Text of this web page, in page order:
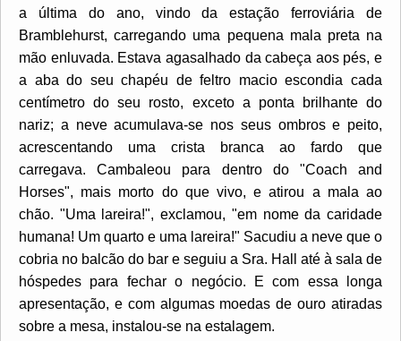
a última do ano, vindo da estação ferroviária de
Bramblehurst, carregando uma pequena mala preta na
mão enluvada. Estava agasalhado da cabeça aos pés, e
a aba do seu chapéu de feltro macio escondia cada
centímetro do seu rosto, exceto a ponta brilhante do
nariz; a neve acumulava-se nos seus ombros e peito,
acrescentando uma crista branca ao fardo que
carregava. Cambaleou para dentro do "Coach and
Horses", mais morto do que vivo, e atirou a mala ao
chão. "Uma lareira!", exclamou, "em nome da caridade
humana! Um quarto e uma lareira!" Sacudiu a neve que o
cobria no balcão do bar e seguiu a Sra. Hall até à sala de
hóspedes para fechar o negócio. E com essa longa
apresentação, e com algumas moedas de ouro atiradas
sobre a mesa, instalou-se na estalagem.